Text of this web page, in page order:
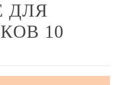
ДЛЯ
10